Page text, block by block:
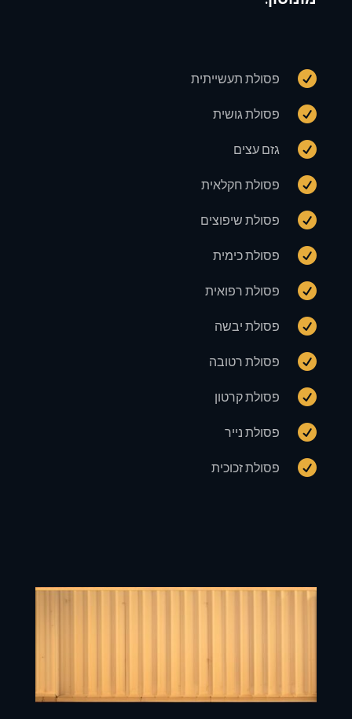
 פסולת תעשייתית
 פסולת גושית
 גזם עצים
 פסולת חקלאית
 פסולת שיפוצים
 פסולת כימית
 פסולת רפואית
 פסולת יבשה
 פסולת רטובה
 פסולת קרטון
 פסולת נייר
 פסולת זכוכית